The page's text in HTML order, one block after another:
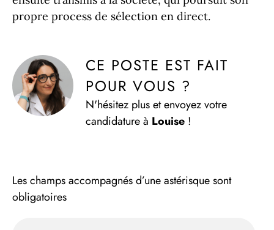
propre process de sélection en direct.
CE POSTE EST FAIT
POUR VOUS ?
N'hésitez plus et envoyez votre
candidature à Louise !
Les champs accompagnés d’une astérisque sont
obligatoires